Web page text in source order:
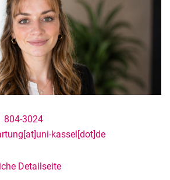
804-3024
kassel[dot]de
Detailseite